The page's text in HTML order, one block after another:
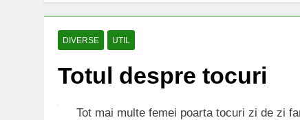
DIVERSE UTIL
Totul despre tocuri
Tot mai multe femei poarta tocuri zi de zi